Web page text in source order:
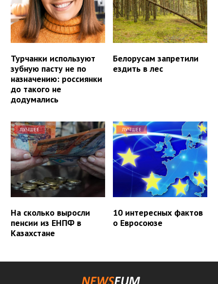
Турчанки используют
зубную пасту не по
назначению: россиянки
до такого не
додумались
Белорусам запретили
ездить в лес
ЛУЧШЕЕ
На сколько выросли
пенсии из ЕНПФ в
Казахстане
ЛУЧШЕЕ
10 интересных фактов
о Евросоюзе